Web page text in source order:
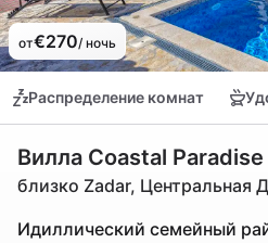
от€270/ ночь
Распределение комнат
Вилла Coastal Paradise
близко Zadar, Центральная
Идиллический семейный